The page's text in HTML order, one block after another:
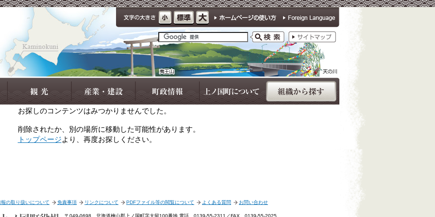
お探しのコンテンツはみつかりませんでした。
削除されたか、別の場所に移動した可能性があります。
トップページより、再度お探しください。
の取り扱いについて 免責事項 リンクについて PDFファイル等の閲覧について よくある質問 お問い合わせ
〒049-0698 北海道檜山郡上ノ国町字大留100番地 電話 0139-55-2311／FAX 0139-55-2025